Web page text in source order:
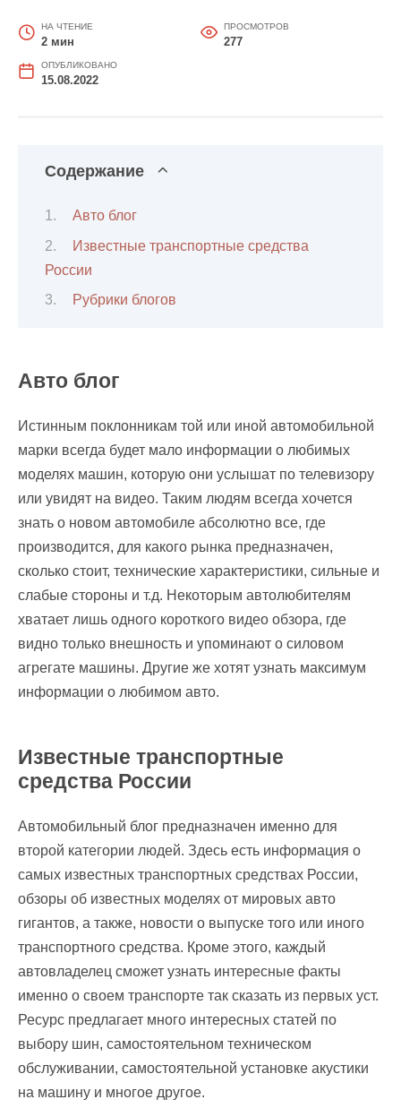
НА ЧТЕНИЕ
2 мин
ПРОСМОТРОВ
277
ОПУБЛИКОВАНО
15.08.2022
Содержание
Авто блог
Известные транспортные средства
России
Рубрики блогов
Авто блог
Истинным поклонникам той или иной автомобильной
марки всегда будет мало информации о любимых
моделях машин, которую они услышат по телевизору
или увидят на видео. Таким людям всегда хочется
знать о новом автомобиле абсолютно все, где
производится, для какого рынка предназначен,
сколько стоит, технические характеристики, сильные и
слабые стороны и т.д. Некоторым автолюбителям
хватает лишь одного короткого видео обзора, где
видно только внешность и упоминают о силовом
агрегате машины. Другие же хотят узнать максимум
информации о любимом авто.
Известные транспортные
средства России
Автомобильный блог предназначен именно для
второй категории людей. Здесь есть информация о
самых известных транспортных средствах России,
обзоры об известных моделях от мировых авто
гигантов, а также, новости о выпуске того или иного
транспортного средства. Кроме этого, каждый
автовладелец сможет узнать интересные факты
именно о своем транспорте так сказать из первых уст.
Ресурс предлагает много интересных статей по
выбору шин, самостоятельном техническом
обслуживании, самостоятельной установке акустики
на машину и многое другое.